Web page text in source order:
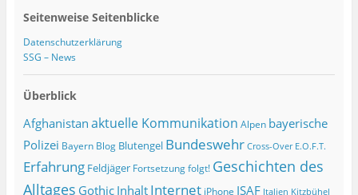
Seitenweise Seitenblicke
Datenschutzerklärung
SSG – News
Überblick
Afghanistanaktuelle Kommunikation Alpen bayerische
Polizei Bayern Blog Blutengel Bundeswehr Cross-Over E.O.F.T.
Erfahrung Feldjäger Fortsetzung folgt! Geschichten des
Alltages Gothic Inhalt Internet iPhone ISAF Italien Kitzbühel